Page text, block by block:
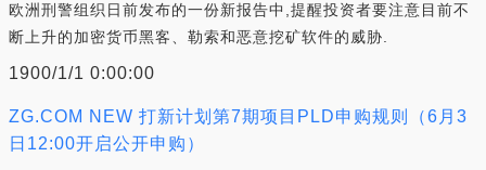
欧洲刑警组织日前发布的一份新报告中,提醒投资者要注意目前不
断上升的加密货币黑客、勒索和恶意挖矿软件的威胁.
1900/1/1 0:00:00
ZG.COM NEW 打新计划第7期项目PLD申购规则（6月3
日12:00开启公开申购）